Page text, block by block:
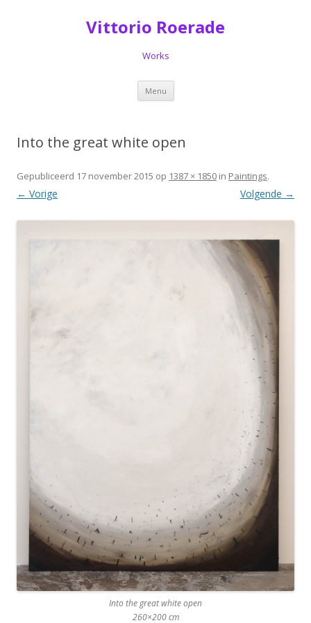
Vittorio Roerade
Works
Menu Spring
de
Into the great white open
Gepubliceerd 17 november 2015 op 1387 × 1850 in Paintings.
← Vorige Volgende →
Into the great white open
260×200 cm